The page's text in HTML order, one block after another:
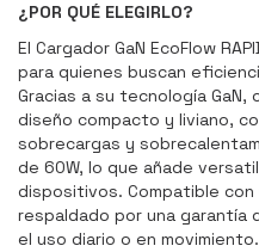
¿POR QUÉ ELEGIRLO?
El Cargador GaN EcoFlow
para quienes buscan
Gracias a su tecnología
diseño compacto y liviano,
sobrecargas y
de 60W, lo que añade
dispositivos. Compatible con
respaldado por una garantía
el uso diario o en movimiento.